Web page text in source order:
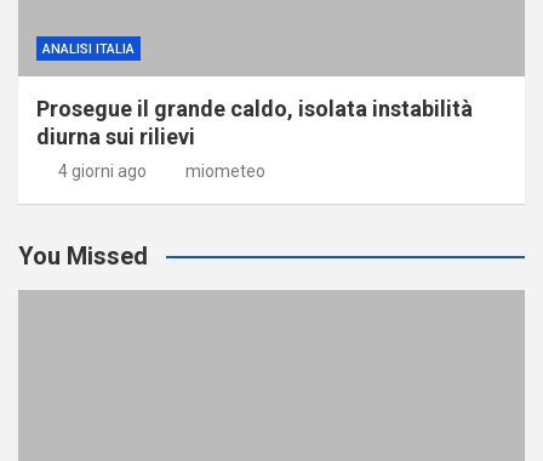
ANALISI ITALIA
Prosegue il grande caldo, isolata instabilità
diurna sui rilievi
4 giorni ago miometeo
You Missed